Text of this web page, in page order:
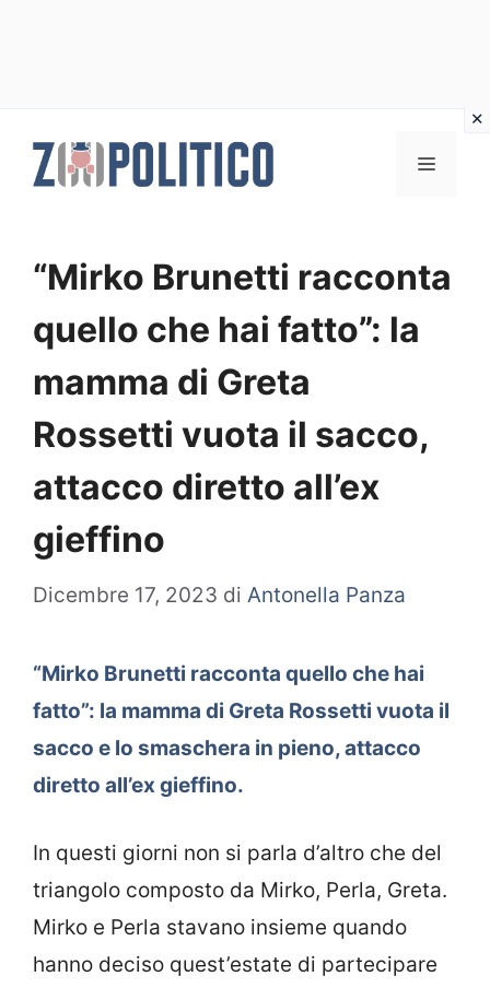
MENU
“Mirko Brunetti racconta
quello che hai fatto”: la
mamma di Greta
Rossetti vuota il sacco,
attacco diretto all’ex
gieffino
Dicembre 17, 2023 di Antonella Panza
“Mirko Brunetti racconta quello che hai
fatto”: la mamma di Greta Rossetti vuota il
sacco e lo smaschera in pieno, attacco
diretto all’ex gieffino.
In questi giorni non si parla d’altro che del
triangolo composto da Mirko, Perla, Greta.
Mirko e Perla stavano insieme quando
hanno deciso quest’estate di partecipare